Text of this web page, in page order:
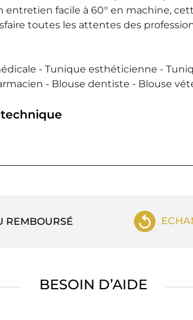
entretien facile à 60° en machine,
toutes les attentes des
- Tunique esthéticienne -
- Blouse dentiste - Blouse
REMBOURSÉ
BESOIN D’AIDE